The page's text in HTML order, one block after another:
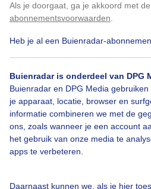
Als je doorgaat, ga je akkoord met de
abonnementsvoorwaarden
Heb je al een Buienradar-
Buienradar is onderdeel van DPG
Buienradar en DPG Media
je apparaat, locatie, browser en
informatie combineren we met de
ons, zoals wanneer je een account
het gebruik van onze media te
apps te verbeteren.
Daarnaast kunnen we, als je hier
Wilhelminakanaal Zonnig
Bekijk slideshow
Klik hierom dit